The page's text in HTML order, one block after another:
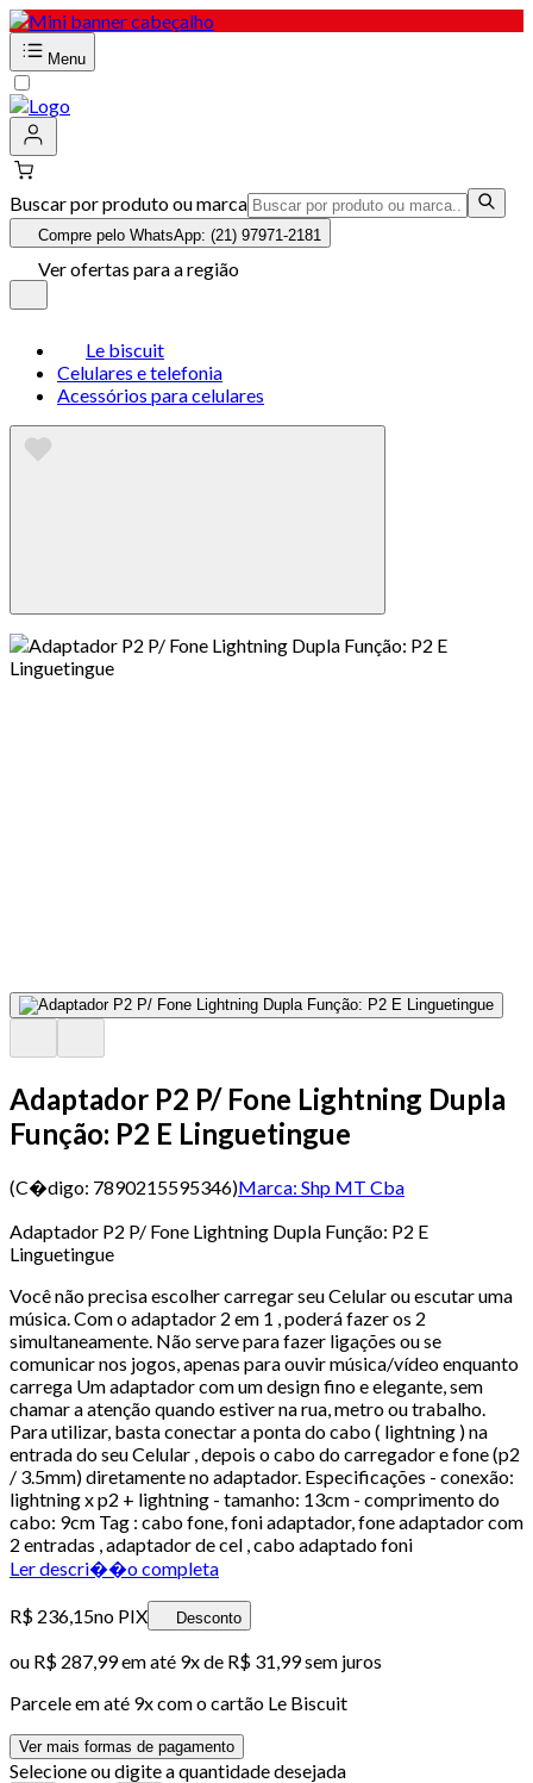
Menu
Buscar por produto ou marca
Compre pelo WhatsApp: (21) 97971-2181
Ver ofertas para a região
Le biscuit
Celulares e telefonia
Acessórios para celulares
Adaptador P2 P/ Fone Lightning Dupla
Função: P2 E Linguetingue
(C�digo: 7890215595346)Marca: Shp MT Cba
Adaptador P2 P/ Fone Lightning Dupla Função: P2 E
Linguetingue
Você não precisa escolher carregar seu Celular ou escutar uma
música. Com o adaptador 2 em 1 , poderá fazer os 2
simultaneamente. Não serve para fazer ligações ou se
comunicar nos jogos, apenas para ouvir música/vídeo enquanto
carrega Um adaptador com um design fino e elegante, sem
chamar a atenção quando estiver na rua, metro ou trabalho.
Para utilizar, basta conectar a ponta do cabo ( lightning ) na
entrada do seu Celular , depois o cabo do carregador e fone (p2
/ 3.5mm) diretamente no adaptador. Especificações - conexão:
lightning x p2 + lightning - tamanho: 13cm - comprimento do
cabo: 9cm Tag : cabo fone, foni adaptador, fone adaptador com
2 entradas , adaptador de cel , cabo adaptado foni
Ler descri��o completa
R$ 236,15no PIX Desconto
ou R$ 287,99em até 9x de R$ 31,99 sem juros
Parcele em até 9x com o cartão Le Biscuit
Ver mais formas de pagamento
Selecione ou digite a quantidade desejada